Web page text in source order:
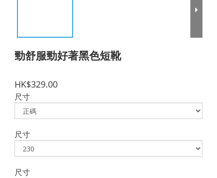
勁舒服勁好著黑色短靴
HK$329.00
尺寸
尺寸
尺寸